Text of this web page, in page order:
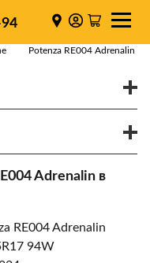
Potenza RE004 Adrenalin
Adrenalin в
RE004 Adrenalin
94W